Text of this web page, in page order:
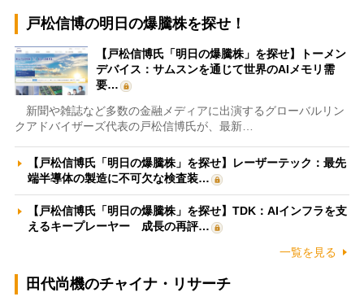
戸松信博の明日の爆騰株を探せ！
【戸松信博氏「明日の爆騰株」を探せ】トーメン
デバイス：サムスンを通じて世界のAIメモリ需
要…
新聞や雑誌など多数の金融メディアに出演するグローバルリン
クアドバイザーズ代表の戸松信博氏が、最新…
【戸松信博氏「明日の爆騰株」を探せ】レーザーテック：最先
端半導体の製造に不可欠な検査装…
【戸松信博氏「明日の爆騰株」を探せ】TDK：AIインフラを支
えるキープレーヤー 成長の再評…
一覧を見る
田代尚機のチャイナ・リサーチ